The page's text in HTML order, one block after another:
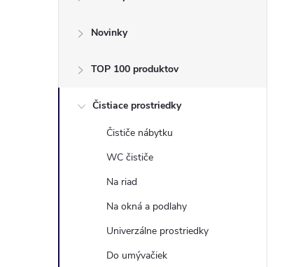
a
Novinky
TOP 100 produktov
Čistiace prostriedky
Čističe nábytku
WC čističe
Na riad
Na okná a podlahy
Univerzálne prostriedky
Do umývačiek